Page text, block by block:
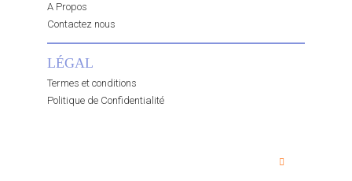
A Propos
Contactez nous
LÉGAL
Termes et conditions
Politique de Confidentialité